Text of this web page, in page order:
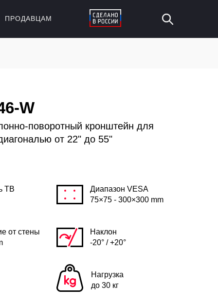
ПРОДАВЦАМ
от стены
Нагрузка
до 30 кг
Диапазон VESA
75×75 - 300×300 mm
ТВ
поворотный кронштейн для
от 22" до 55"
Наклон
-20° / +20°
W